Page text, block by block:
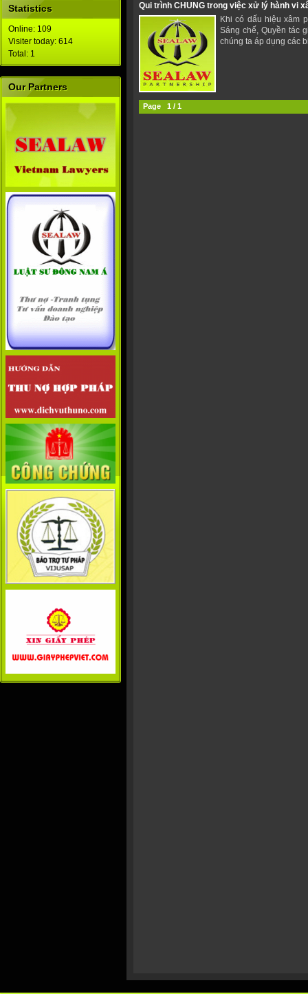
Statistics
Online: 109
Visiter today: 614
Total: 1
Our Partners
Qui trình CHUNG trong việc xử lý hành vi
Khi có dấu hiệu xâm
Sáng chế, Quyền tác
chúng ta áp dụng các
Page 1 / 1